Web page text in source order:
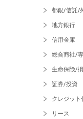
都銀/信託/
地方銀行
信用金庫
総合商社/
生命保険/
証券/投資
クレジット
リース